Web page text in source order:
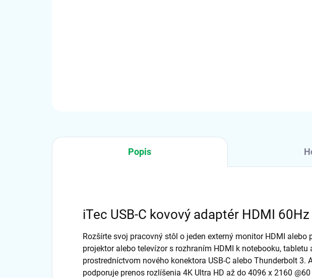
Popis
iTec USB-C kovový adaptér HDMI 60Hz
Rozšírte svoj pracovný stôl o jeden externý monitor HDMI alebo
projektor alebo televízor s rozhraním HDMI k notebooku, tabletu
prostredníctvom nového konektora USB-C alebo Thunderbolt 3.
podporuje prenos rozlíšenia 4K Ultra HD až do 4096 x 2160